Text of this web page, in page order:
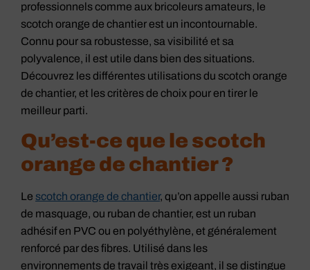
professionnels comme aux bricoleurs amateurs, le
scotch orange de chantier est un incontournable.
Connu pour sa robustesse, sa visibilité et sa
polyvalence, il est utile dans bien des situations.
Découvrez les différentes utilisations du scotch orange
de chantier, et les critères de choix pour en tirer le
meilleur parti.
Qu’est-ce que le scotch
orange de chantier ?
Le scotch orange de chantier, qu’on appelle aussi ruban
de masquage, ou ruban de chantier, est un ruban
adhésif en PVC ou en polyéthylène, et généralement
renforcé par des fibres. Utilisé dans les
environnements de travail très exigeant, il se distingue